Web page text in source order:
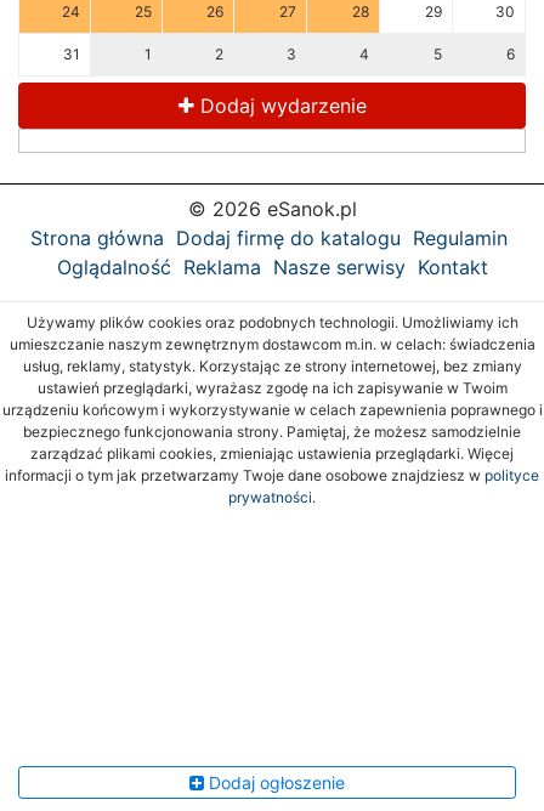
24 25 26 27 28 29 30
31 1 2 3 4 5 6
Dodaj wydarzenie
© 2026 eSanok.pl
Strona główna Dodaj firmę do katalogu Regulamin
Oglądalność Reklama Nasze serwisy Kontakt
Używamy plików cookies oraz podobnych technologii. Umożliwiamy ich
umieszczanie naszym zewnętrznym dostawcom m.in. w celach: świadczenia
usług, reklamy, statystyk. Korzystając ze strony internetowej, bez zmiany
ustawień przeglądarki, wyrażasz zgodę na ich zapisywanie w Twoim
urządzeniu końcowym i wykorzystywanie w celach zapewnienia poprawnego i
bezpiecznego funkcjonowania strony. Pamiętaj, że możesz samodzielnie
zarządzać plikami cookies, zmieniając ustawienia przeglądarki. Więcej
informacji o tym jak przetwarzamy Twoje dane osobowe znajdziesz w polityce
prywatności.
Dodaj ogłoszenie